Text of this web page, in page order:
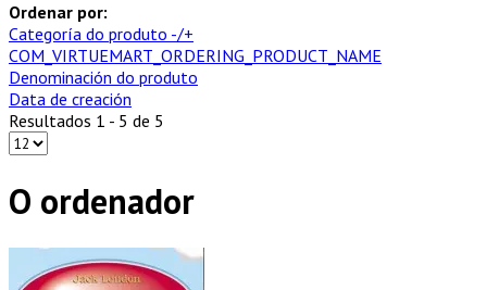
Ordenar por:
Categoría do produto -/+
COM_VIRTUEMART_ORDERING_PRODUCT_NAME
Denominación do produto
Data de creación
Resultados 1 - 5 de 5
O ordenador